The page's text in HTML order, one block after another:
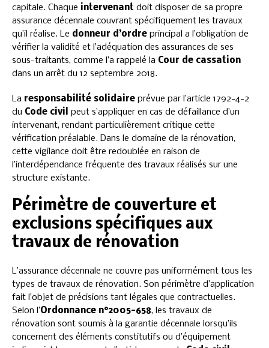
capitale. Chaque intervenant doit disposer de sa propre
assurance décennale couvrant spécifiquement les travaux
qu’il réalise. Le donneur d’ordre principal a l’obligation de
vérifier la validité et l’adéquation des assurances de ses
sous-traitants, comme l’a rappelé la Cour de cassation
dans un arrêt du 12 septembre 2018.
La responsabilité solidaire prévue par l’article 1792-4-2
du Code civil
peut s’appliquer en cas de défaillance d’un
intervenant, rendant particulièrement critique cette
vérification préalable. Dans le domaine de la rénovation,
cette vigilance doit être redoublée en raison de
l’interdépendance fréquente des travaux réalisés sur une
structure existante.
Périmètre de couverture et
exclusions spécifiques aux
travaux de rénovation
L’assurance décennale ne couvre pas uniformément tous les
types de travaux de rénovation. Son périmètre d’application
fait l’objet de précisions tant légales que contractuelles.
Selon l’Ordonnance n°2005-658, les travaux de
rénovation sont soumis à la garantie décennale lorsqu’ils
concernent des éléments constitutifs ou d’équipement